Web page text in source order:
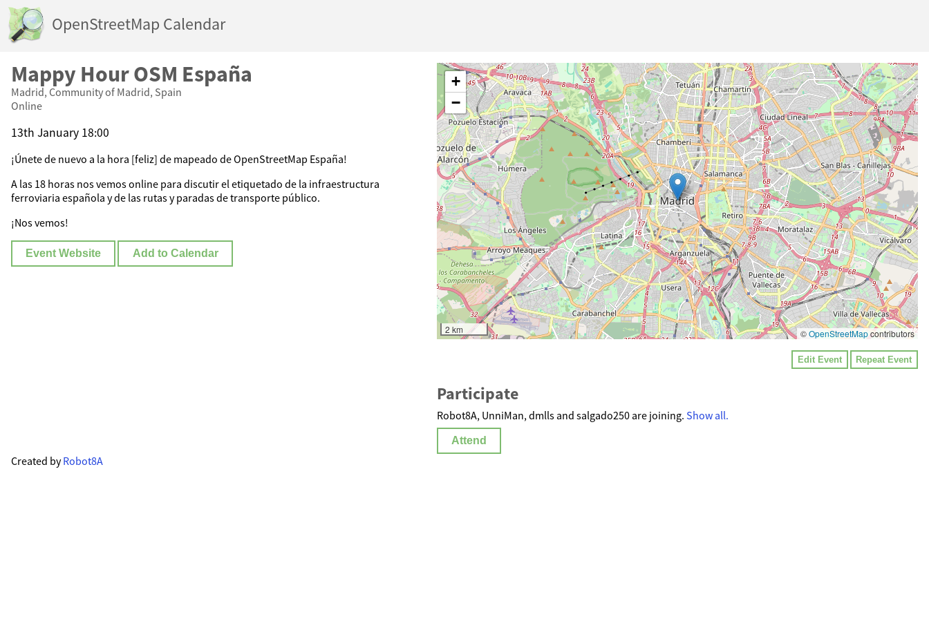
OpenStreetMap Calendar
Mappy Hour OSM España
Madrid, Community of Madrid, Spain
Online
13th January 18:00
¡Únete de nuevo a la hora [feliz] de mapeado de OpenStreetMap España!
A las 18 horas nos vemos online para discutir el etiquetado de la infraestructura
ferroviaria española y de las rutas y paradas de transporte público.
¡Nos vemos!
Event Website Add to Calendar
+
−
2 km ©OpenStreetMapcontributors
Edit Event Repeat Event
Participate
Robot8A, UnniMan, dmlls and salgado250 are joining. Show all.
Attend
Created byRobot8A